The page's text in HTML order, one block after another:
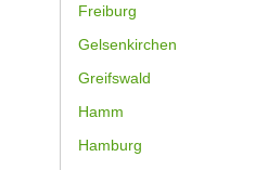
Freiburg
Gelsenkirchen
Greifswald
Hamm
Hamburg